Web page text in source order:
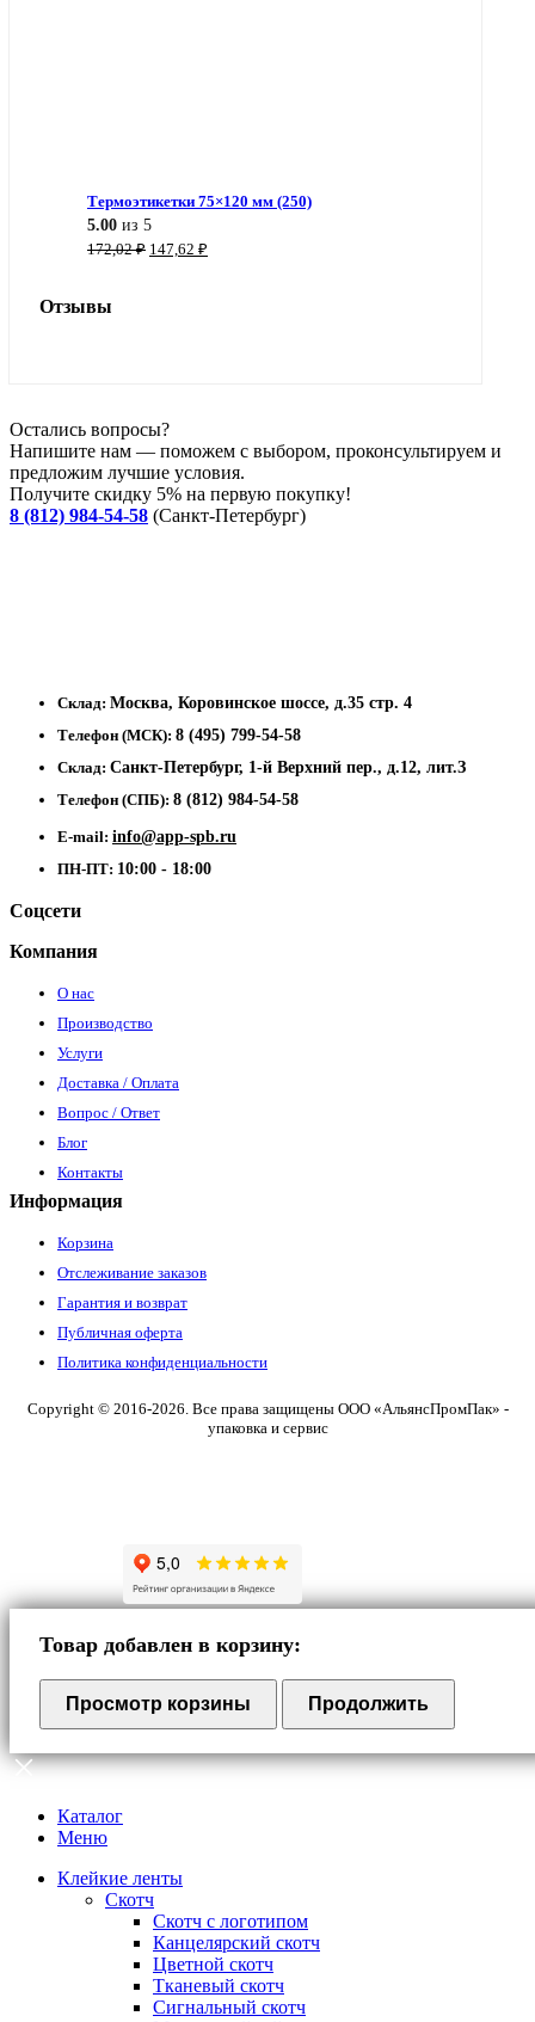
Термоэтикетки 75×120 мм (250)
5.00 из 5
172,02₽ Первоначальная
147,62 ₽
Отзывы
Остались вопросы?
Напишите нам — поможем с выбором, проконсультируем и
предложим лучшие условия.
Получите скидку 5% на первую покупку!
8 (812) 984-54-58 (Санкт-Петербург)
Склад: Москва, Коровинское шоссе, д.35 стр. 4
Телефон (МСК): 8 (495) 799-54-58
Склад: Санкт-Петербург, 1-й Верхний пер., д.12, лит.З
Телефон (СПБ): 8 (812) 984-54-58
E-mail: info@app-spb.ru
ПН-ПТ: 10:00 - 18:00
Соцсети
Компания
О нас
Производство
Услуги
Доставка / Оплата
Вопрос / Ответ
Блог
Контакты
Информация
Корзина
Отслеживание заказов
Гарантия и возврат
Публичная оферта
Политика конфиденциальности
Copyright © 2016-2026. Все права защищены ООО «АльянсПромПак» -
упаковка и сервис
Товар добавлен в корзину:
Просмотр корзины Продолжить
Каталог
Меню
Клейкие ленты
Скотч
Скотч с логотипом
Канцелярский скотч
Цветной скотч
Тканевый скотч
Сигнальный скотч